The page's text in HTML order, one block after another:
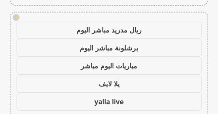
!
ريال مدريد مباشر اليوم
برشلونة مباشر اليوم
مباريات اليوم مباشر
يلا لايف
yalla live